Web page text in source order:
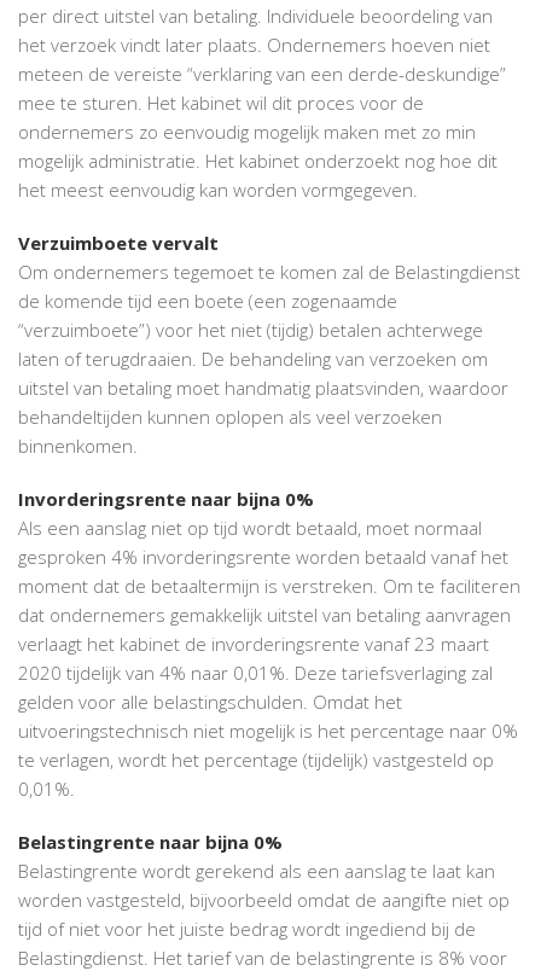
per direct uitstel van betaling. Individuele beoordeling van
het verzoek vindt later plaats. Ondernemers hoeven niet
meteen de vereiste “verklaring van een derde-deskundige”
mee te sturen. Het kabinet wil dit proces voor de
ondernemers zo eenvoudig mogelijk maken met zo min
mogelijk administratie. Het kabinet onderzoekt nog hoe dit
het meest eenvoudig kan worden vormgegeven.
Verzuimboete vervalt
Om ondernemers tegemoet te komen zal de Belastingdienst
de komende tijd een boete (een zogenaamde
“verzuimboete”) voor het niet (tijdig) betalen achterwege
laten of terugdraaien. De behandeling van verzoeken om
uitstel van betaling moet handmatig plaatsvinden, waardoor
behandeltijden kunnen oplopen als veel verzoeken
binnenkomen.
Invorderingsrente naar bijna 0%
Als een aanslag niet op tijd wordt betaald, moet normaal
gesproken 4% invorderingsrente worden betaald vanaf het
moment dat de betaaltermijn is verstreken. Om te faciliteren
dat ondernemers gemakkelijk uitstel van betaling aanvragen
verlaagt het kabinet de invorderingsrente vanaf 23 maart
2020 tijdelijk van 4% naar 0,01%. Deze tariefsverlaging zal
gelden voor alle belastingschulden. Omdat het
uitvoeringstechnisch niet mogelijk is het percentage naar 0%
te verlagen, wordt het percentage (tijdelijk) vastgesteld op
0,01%.
Belastingrente naar bijna 0%
Belastingrente wordt gerekend als een aanslag te laat kan
worden vastgesteld, bijvoorbeeld omdat de aangifte niet op
tijd of niet voor het juiste bedrag wordt ingediend bij de
Belastingdienst. Het tarief van de belastingrente is 8% voor